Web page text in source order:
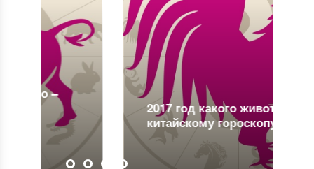
2017 год какого животного по
китайскому гороскопу?